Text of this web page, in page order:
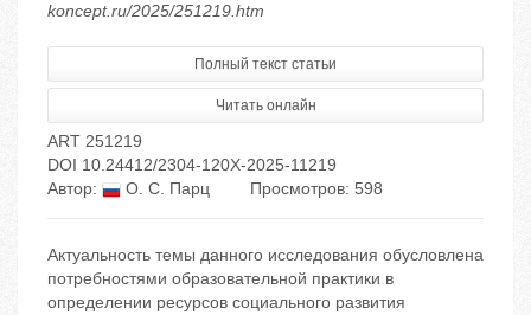
koncept.ru/2025/251219.htm
Полный текст статьи
Читать онлайн
ART 251219
DOI 10.24412/2304-120X-2025-11219
Автор:
О. С. Парц Просмотров: 598
Актуальность темы данного исследования обусловлена
потребностями образовательной практики в
определении ресурсов социального развития